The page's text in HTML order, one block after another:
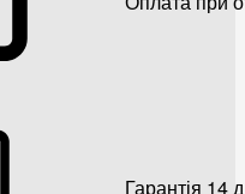
Гарантія 14